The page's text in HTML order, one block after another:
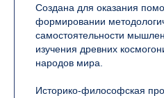
Создана для оказания
формировании
самостоятельности
изучения древних
народов мира.
Историко-философская